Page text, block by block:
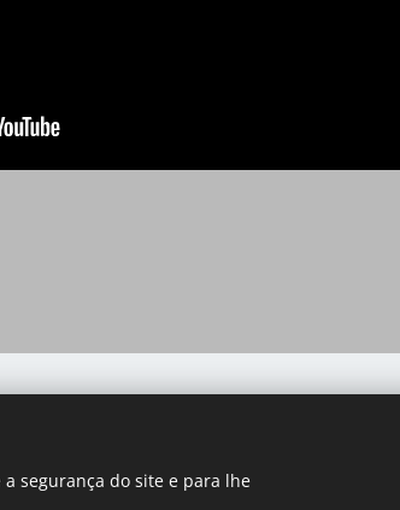
Rua do Conde de Vilas Boas, 126
segurança do site e para lhe